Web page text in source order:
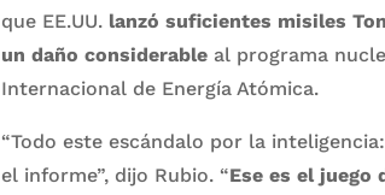
que EE.UU. lanzó suficientes misiles
un daño considerableal programa
Internacional de Energía Atómica.
“Todo este escándalo por la
el informe”, dijo Rubio. “Ese es el juego